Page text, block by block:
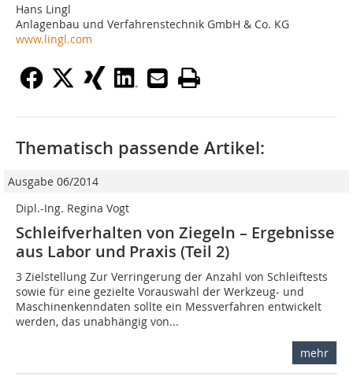
Hans Lingl
Anlagenbau und Verfahrenstechnik GmbH & Co. KG
www.lingl.com
Thematisch passende Artikel:
Ausgabe 06/2014
Dipl.-Ing. Regina Vogt
Schleifverhalten von Ziegeln – Ergebnisse
aus Labor und Praxis (Teil 2)
3 Zielstellung Zur Verringerung der Anzahl von Schleiftests
sowie für eine gezielte Vorauswahl der Werkzeug- und
Maschinenkenn­daten sollte ein Messverfahren entwickelt
werden, das unabhängig von...
mehr